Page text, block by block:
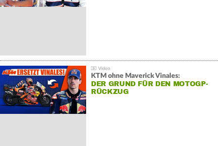
KTM ohne Maverick Vinales:
DER GRUND FÜR DEN MOTOGP-
RÜCKZUG